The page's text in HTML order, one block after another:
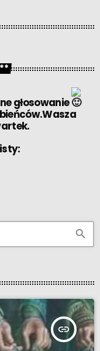
głosowanie
search
insert_link